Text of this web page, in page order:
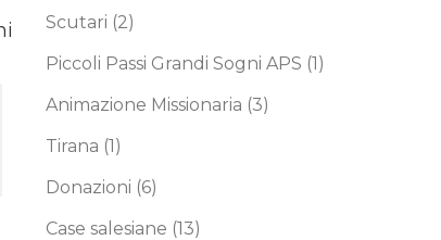
Scutari (2)
Piccoli Passi Grandi Sogni APS (1)
Animazione Missionaria (3)
Tirana (1)
Donazioni (6)
Case salesiane (13)